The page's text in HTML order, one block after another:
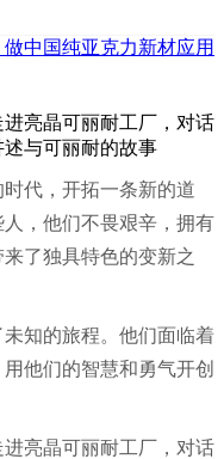
中国纯亚克力新材应用
亮晶可丽耐工厂，对话
与可丽耐的故事
代，开拓一条新的道
，他们不畏艰辛，拥有
了独具特色的变新之
知的旅程。他们面临着
他们的智慧和勇气开创
亮晶可丽耐工厂，对话